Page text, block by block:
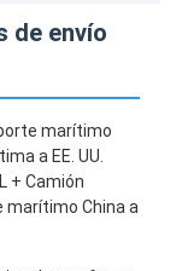
de envío
marítimo
a EE. UU.
+ Camión
marítimo China a